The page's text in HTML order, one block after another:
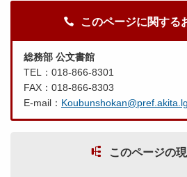
このページに関する
総務部 公文書館
TEL：018-866-8301
FAX：018-866-8303
E-mail：
このページの